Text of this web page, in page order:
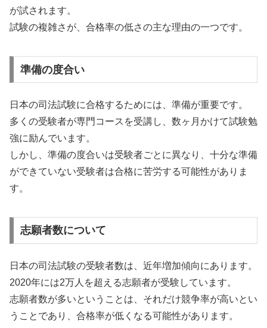
が試されます。
試験の複雑さが、合格率の低さの主な理由の一つです。
準備の度合い
日本の司法試験に合格するためには、準備が重要です。
多くの受験者が専門コースを受講し、数ヶ月かけて試験勉
強に励んでいます。
しかし、準備の度合いは受験者ごとに異なり、十分な準備
ができていない受験者は合格に苦労する可能性がありま
す。
志願者数について
日本の司法試験の受験者数は、近年増加傾向にあります。
2020年には2万人を超える志願者が受験しています。
志願者数が多いということは、それだけ競争率が高いとい
うことであり、合格率が低くなる可能性があります。